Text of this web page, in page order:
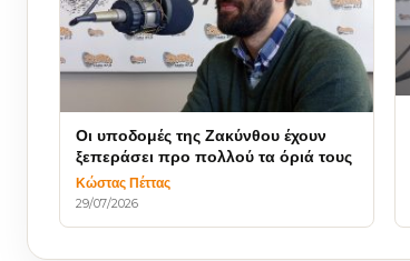
Οι υποδομές της Ζακύνθου έχουν
ξεπεράσει προ πολλού τα όριά τους
Κώστας Πέττας
29/07/2026